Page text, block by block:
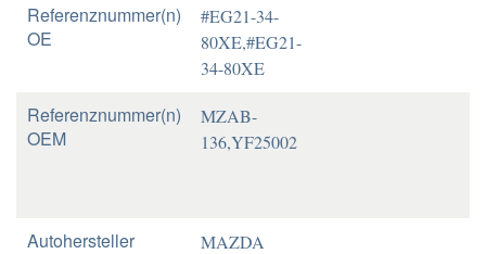
Referenznummer(n)
OE
#EG21-34-
80XE,#EG21-
34-80XE
Referenznummer(n)
OEM
MZAB-
136,YF25002
Autohersteller MAZDA